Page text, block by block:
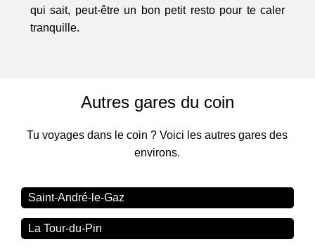
qui sait, peut-être un bon petit resto pour te caler
tranquille.
Autres gares du coin
Tu voyages dans le coin ? Voici les autres gares des
environs.
Saint-André-le-Gaz
La Tour-du-Pin